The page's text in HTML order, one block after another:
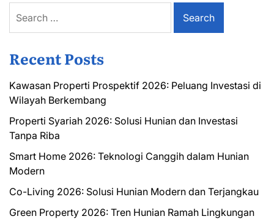
for:
Recent Posts
Kawasan Properti Prospektif 2026: Peluang Investasi di
Wilayah Berkembang
Properti Syariah 2026: Solusi Hunian dan Investasi
Tanpa Riba
Smart Home 2026: Teknologi Canggih dalam Hunian
Modern
Co-Living 2026: Solusi Hunian Modern dan Terjangkau
Green Property 2026: Tren Hunian Ramah Lingkungan